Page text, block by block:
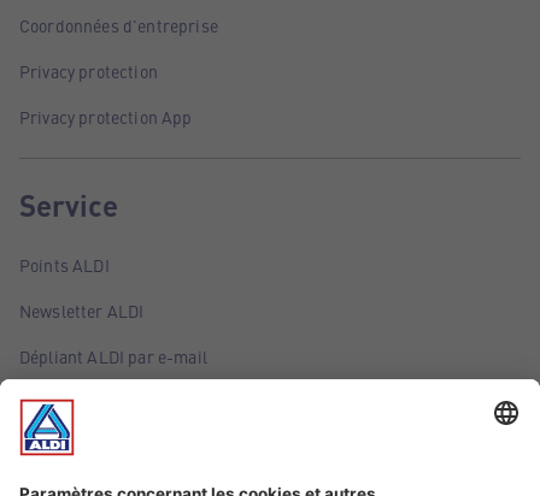
Coordonnées d'entreprise
Privacy protection
Privacy protection App
Service
Points ALDI
Newsletter ALDI
Dépliant ALDI par e-mail
Offres
Infos essentielles